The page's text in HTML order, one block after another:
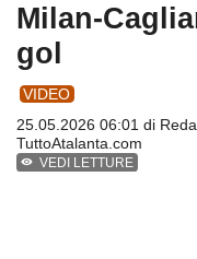
Milan-
gol
VIDEO
25.05.2026 06:01 di
TuttoAtalanta.com
VEDI LETTURE